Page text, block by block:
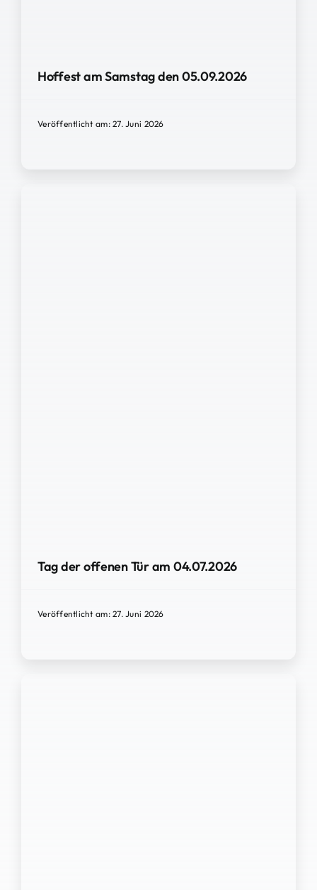
Hoffest am Samstag den 05.09.2026
Veröffentlicht am: 27. Juni 2026
Tag der offenen Tür am 04.07.2026
Veröffentlicht am: 27. Juni 2026